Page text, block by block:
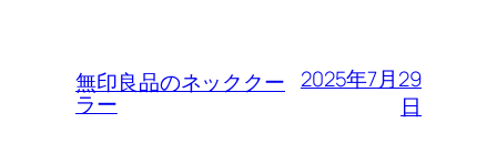
無印良品のネッククー
ラー
2025年7月29
日